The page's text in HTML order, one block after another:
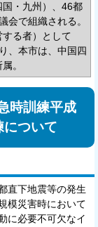
・九州）、46都
会で組織される。
る者）として
、本市は、中国四
。
時訓練平成
ついて
直下地震等の発生
模災害時において
に必要不可欠なイ